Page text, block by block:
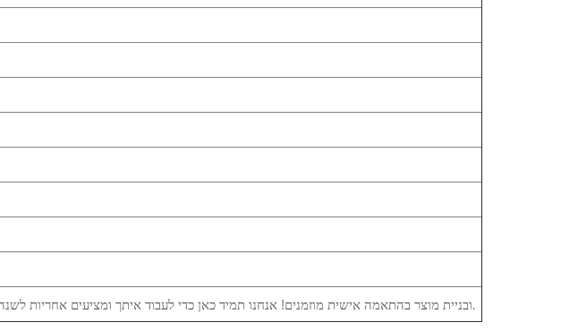
יצרן ציוד מקורי (OEM) ובניית מוצר בהתאמה אישית מוזמנים! אנחנו תמיד כאן כדי לעבוד איתך ומציעים אחריות לשנה על המוצר.